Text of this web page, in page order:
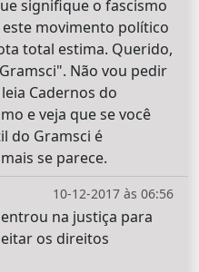
signifique o fascismo
movimento político
total estima. Querido,
Não vou pedir
Cadernos do
e veja que se você
do Gramsci é
se parece.
10-12-2017 às 06:56
na justiça para
os direitos